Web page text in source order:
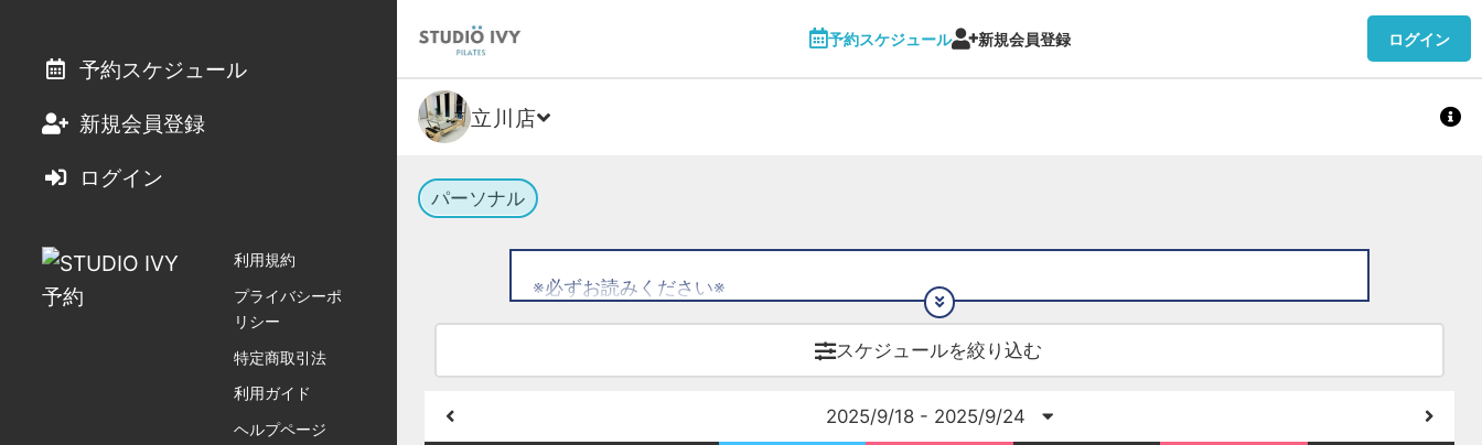
予約スケジュール 新規会員登録 ログイン
立川店
パーソナル
※必ずお読みください※
◆初回トライアル（体験）のご予約はいずれかの店舗でおひとり様1回までです。STUDIO IVYの
ご利用が初めての方に限ります。
◆前日19:00以降のキャンセルは100％のキャンセル料を頂戴しております。また、一度ご購入い
スケジュールを絞り込む
2025/9/18 - 2025/9/24
予約スケジュール
新規会員登録
ログイン
利用規約
プライバシーポ
リシー
特定商取引法
利用ガイド
ヘルプページ